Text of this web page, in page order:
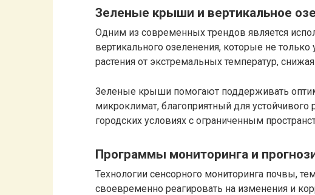
Зеленые крыши и вертикальное
Одним из современных трендов является
вертикального озеленения, которые не
растения от экстремальных температур,
Зеленые крыши помогают поддерживать
микроклимат, благоприятный для
городских условиях с ограниченным
Программы мониторинга и
Технологии сенсорного мониторинга почвы,
своевременно реагировать на изменения и